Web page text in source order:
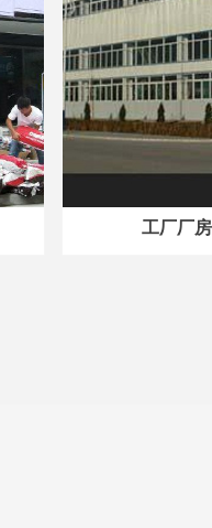
工厂厂